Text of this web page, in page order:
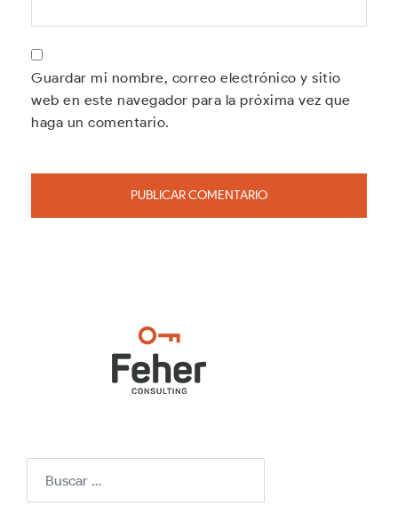
Guardar mi nombre, correo electrónico y sitio
web en este navegador para la próxima vez que
haga un comentario.